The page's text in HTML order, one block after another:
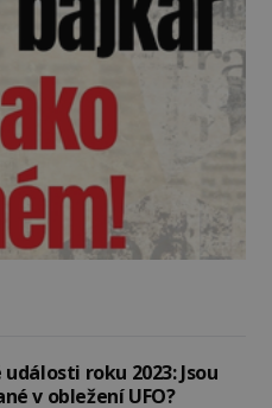
roku 2023: Jsou
v obležení UFO?